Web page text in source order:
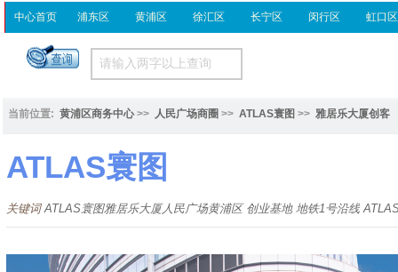
中心首页 浦东区 黄浦区 徐汇区 长宁区 闵行区 虹口区
当前位置: 黄浦区商务中心 >> 人民广场商圈 >> ATLAS寰图 >> 雅居乐大厦创客
ATLAS寰图
关键词ATLAS寰图雅居乐大厦人民广场黄浦区 创业基地 地铁1号沿线